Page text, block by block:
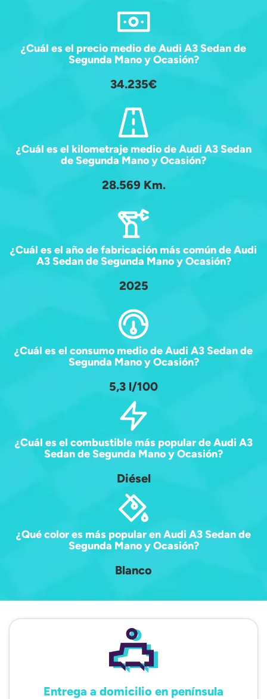
¿Cuál es el precio medio de Audi A3 Sedan de
Segunda Mano y Ocasión?
34.235€
¿Cuál es el kilometraje medio de Audi A3 Sedan
de Segunda Mano y Ocasión?
28.569 Km.
¿Cuál es el año de fabricación más común de Audi
A3 Sedan de Segunda Mano y Ocasión?
2025
¿Cuál es el consumo medio de Audi A3 Sedan de
Segunda Mano y Ocasión?
5,3 l/100
¿Cuál es el combustible más popular de Audi A3
Sedan de Segunda Mano y Ocasión?
Diésel
¿Qué color es más popular en Audi A3 Sedan de
Segunda Mano y Ocasión?
Blanco
Entrega a domicilio en península